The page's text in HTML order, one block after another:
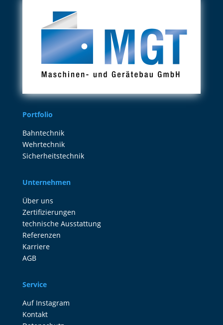
Portfolio
Bahntechnik
Wehrtechnik
Sicherheitstechnik
Unternehmen
Über uns
Zertifizierungen
technische Ausstattung
Referenzen
Karriere
AGB
Service
Auf Instagram
Kontakt